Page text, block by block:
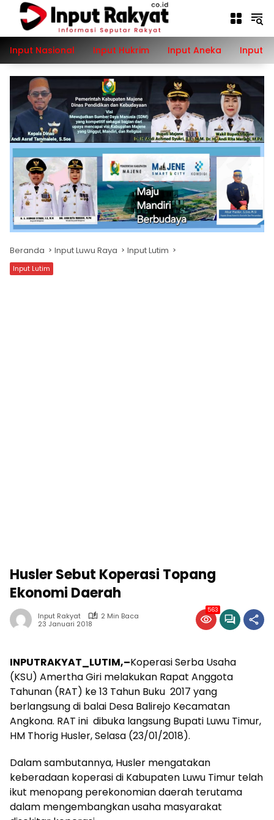
Langsung
konten
Input Nasional
Input Hukrim Input Aneka Input
Beranda Input Luwu Raya Input Lutim
Input Lutim
Husler Sebut Koperasi Topang
Ekonomi Daerah
Input Rakyat
2 Min Baca
23 Januari 2018
563
INPUTRAKYAT_LUTIM,–Koperasi Serba Usaha
(KSU) Amertha Giri melakukan Rapat Anggota
Tahunan (RAT) ke 13 Tahun Buku 2017 yang
berlangsung di balai Desa Balirejo Kecamatan
Angkona. RAT ini dibuka langsung Bupati Luwu Timur,
HM Thorig Husler, Selasa (23/01/2018).
Dalam sambutannya, Husler mengatakan
keberadaan koperasi di Kabupaten Luwu Timur telah
ikut menopang perekonomian daerah terutama
dalam mengembangkan usaha masyarakat